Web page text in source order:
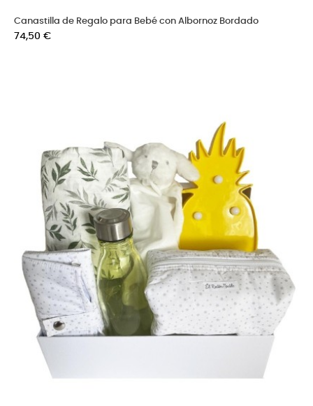
Canastilla de Regalo para Bebé con Albornoz Bordado
Precio
74,50 €